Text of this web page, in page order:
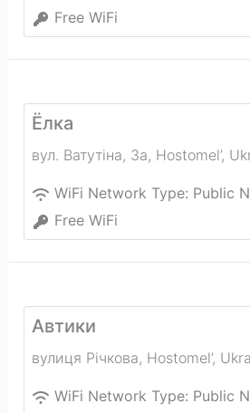
Free WiFi
Ёлка
вул. Ватутіна, 3а, Hostomel’,
WiFi Network Type: Public
Free WiFi
Автики
вулиця Річкова, Hostomel’,
WiFi Network Type: Public